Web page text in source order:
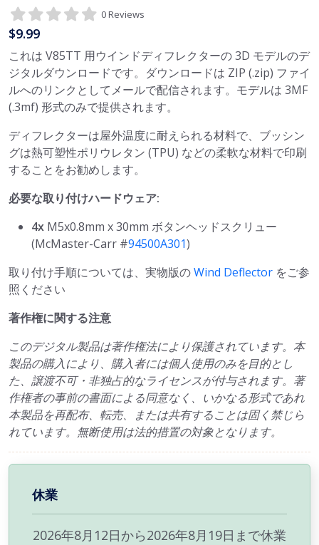
0 Reviews
$9.99
これは V85TT 用ウインドディフレクターの 3D モデルのデ
ジタルダウンロードです。ダウンロードは ZIP (.zip) ファイ
ルへのリンクとしてメールで配信されます。モデルは 3MF
(.3mf) 形式のみで提供されます。
ディフレクターは屋外温度に耐えられる材料で、ブッシン
グは熱可塑性ポリウレタン (TPU) などの柔軟な材料で印刷
することをお勧めします。
必要な取り付けハードウェア:
4x M5x0.8mm x 30mm ボタンヘッドスクリュー
(McMaster-Carr #94500A301)
取り付け手順については、実物版のWind Deflector をご参
照ください
著作権に関する注意
このデジタル製品は著作権法により保護されています。本
製品の購入により、購入者には個人使用のみを目的とし
た、譲渡不可・非独占的なライセンスが付与されます。著
作権者の事前の書面による同意なく、いかなる形式であれ
本製品を再配布、転売、または共有することは固く禁じら
れています。無断使用は法的措置の対象となります。
休業
2026年8月12日から2026年8月19日まで休業